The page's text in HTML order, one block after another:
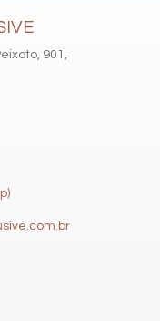
901,